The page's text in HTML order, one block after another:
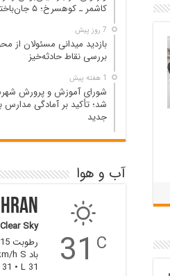
کاشمر ـ کوهسرخ؛ ۵ جان‌باخته و ۲۵ مصدوم
7 روز پیش
بازدید میدانی مسئولان از
بررسی نقاط حادثه‌خیز
1 هفته پیش
شورای آموزش و پرورش
شد؛ تأکید بر آمادگی
جدید
آب و هوا
31 C
Clear Sky
رطوبت 15%
باد 3km/h S
• L 31